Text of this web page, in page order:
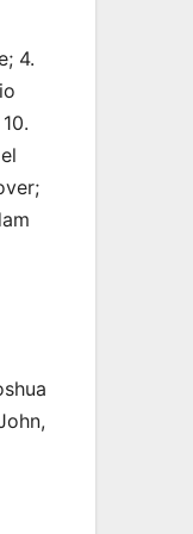
4.